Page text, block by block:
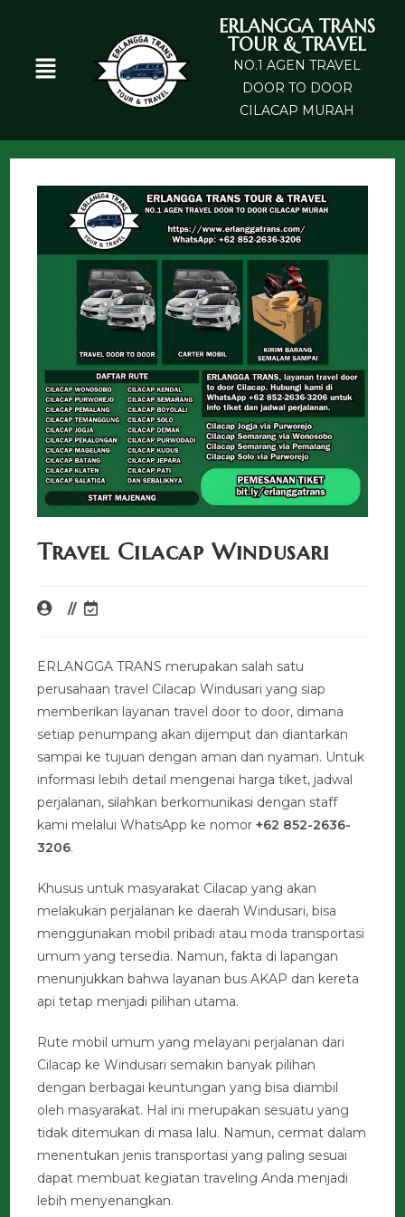
ERLANGGA TRANS
TOUR & TRAVEL
NO.1 AGEN TRAVEL
DOOR TO DOOR
CILACAP MURAH
Travel Cilacap Windusari
ERLANGGA TRANS merupakan salah satu
perusahaan travel Cilacap Windusari yang siap
memberikan layanan travel door to door, dimana
setiap penumpang akan dijemput dan diantarkan
sampai ke tujuan dengan aman dan nyaman. Untuk
informasi lebih detail mengenai harga tiket, jadwal
perjalanan, silahkan berkomunikasi dengan staff
kami melalui WhatsApp ke nomor+62 852-2636-
3206.
Khusus untuk masyarakat Cilacap yang akan
melakukan perjalanan ke daerah Windusari, bisa
menggunakan mobil pribadi atau moda transportasi
umum yang tersedia. Namun, fakta di lapangan
menunjukkan bahwa layanan bus AKAP dan kereta
api tetap menjadi pilihan utama.
Rute mobil umum yang melayani perjalanan dari
Cilacap ke Windusari semakin banyak pilihan
dengan berbagai keuntungan yang bisa diambil
oleh masyarakat. Hal ini merupakan sesuatu yang
tidak ditemukan di masa lalu. Namun, cermat dalam
menentukan jenis transportasi yang paling sesuai
dapat membuat kegiatan traveling Anda menjadi
lebih menyenangkan.